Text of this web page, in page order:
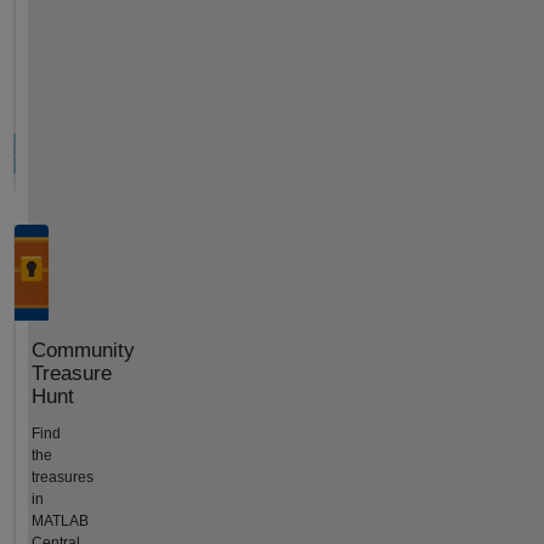
Community
Treasure
Hunt
Find
the
treasures
in
MATLAB